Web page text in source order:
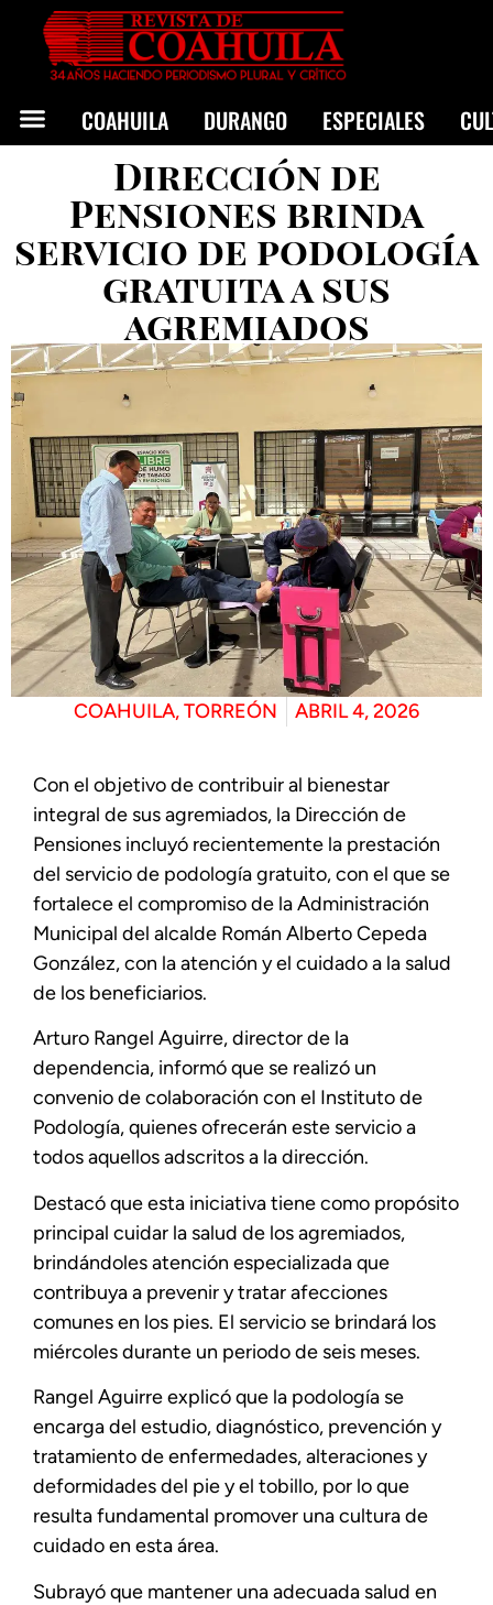
COAHUILA DURANGO ESPECIALES
Dirección de
Pensiones brinda
servicio de podología
gratuita a sus
agremiados
COAHUILA,TORREÓN ABRIL 4, 2026
Con el objetivo de contribuir al bienestar
integral de sus agremiados, la Dirección de
Pensiones incluyó recientemente la prestación
del servicio de podología gratuito, con el que se
fortalece el compromiso de la Administración
Municipal del alcalde Román Alberto Cepeda
González, con la atención y el cuidado a la salud
de los beneficiarios.
Arturo Rangel Aguirre, director de la
dependencia, informó que se realizó un
convenio de colaboración con el Instituto de
Podología, quienes ofrecerán este servicio a
todos aquellos adscritos a la dirección.
Destacó que esta iniciativa tiene como propósito
principal cuidar la salud de los agremiados,
brindándoles atención especializada que
contribuya a prevenir y tratar afecciones
comunes en los pies. El servicio se brindará los
miércoles durante un periodo de seis meses.
Rangel Aguirre explicó que la podología se
encarga del estudio, diagnóstico, prevención y
tratamiento de enfermedades, alteraciones y
deformidades del pie y el tobillo, por lo que
resulta fundamental promover una cultura de
cuidado en esta área.
Subrayó que mantener una adecuada salud en